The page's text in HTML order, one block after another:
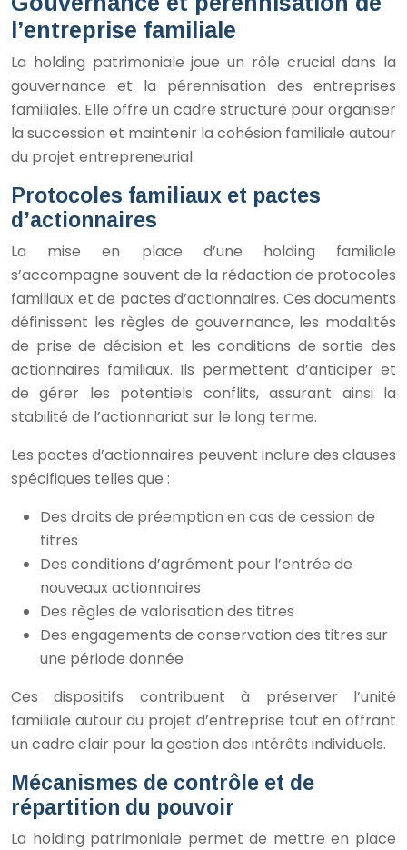
l’entreprise familiale
La holding patrimoniale joue un rôle crucial dans la
gouvernance et la pérennisation des entreprises
familiales. Elle offre un cadre structuré pour organiser
la succession et maintenir la cohésion familiale autour
du projet entrepreneurial.
Protocoles familiaux et pactes
d’actionnaires
La mise en place d’une holding familiale
s’accompagne souvent de la rédaction de protocoles
familiaux et de pactes d’actionnaires. Ces documents
définissent les règles de gouvernance, les modalités
de prise de décision et les conditions de sortie des
actionnaires familiaux. Ils permettent d’anticiper et
de gérer les potentiels conflits, assurant ainsi la
stabilité de l’actionnariat sur le long terme.
Les pactes d’actionnaires peuvent inclure des clauses
spécifiques telles que :
Des droits de préemption en cas de cession de
titres
Des conditions d’agrément pour l’entrée de
nouveaux actionnaires
Des règles de valorisation des titres
Des engagements de conservation des titres sur
une période donnée
Ces dispositifs contribuent à préserver l’unité
familiale autour du projet d’entreprise tout en offrant
un cadre clair pour la gestion des intérêts individuels.
Mécanismes de contrôle et de
répartition du pouvoir
La holding patrimoniale permet de mettre en place